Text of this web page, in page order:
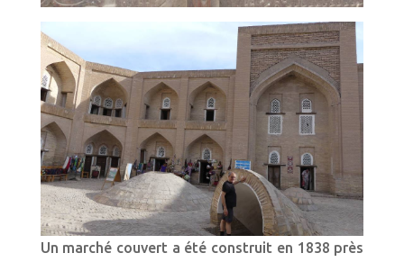
Un marché couvert a été construit en 1838 près